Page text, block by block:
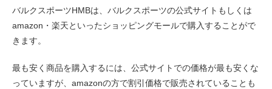
バルクスポーツHMBは、バルクスポーツの公式サイトもしくは
amazon・楽天といったショッピングモールで購入することがで
きます。
最も安く商品を購入するには、公式サイトでの価格が最も安くな
っていますが、amazonの方で割引価格で販売されていることも